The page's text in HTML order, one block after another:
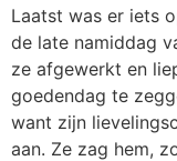
Laatst was er iets
de late namiddag
ze afgewerkt en
goedendag te
want zijn
aan. Ze zag hem,